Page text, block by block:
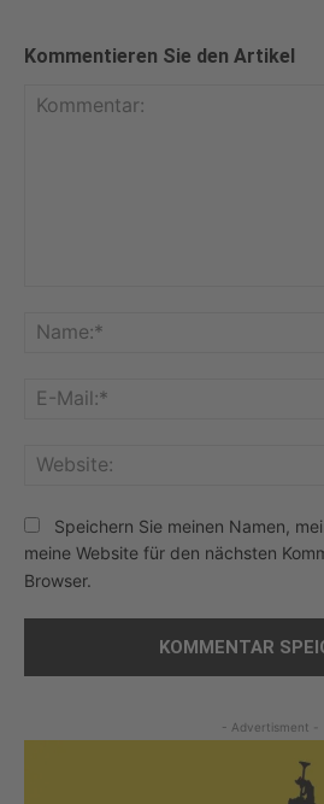
Kommentieren Sie den Artikel
Speichern Sie meinen Namen,
meine Website für den nächsten
Browser.
- Advertisment -